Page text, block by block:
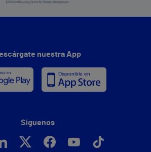
nuestra App
Síguenos